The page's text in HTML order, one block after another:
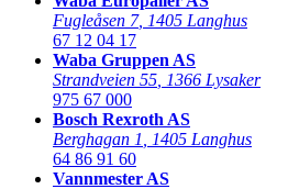
Fugleåsen 7, 1405 Langhus
67 12 04 17
Waba Gruppen AS
Strandveien 55 1366 Lysaker
975 67 000
Bosch Rexroth AS
Berghagan 1
1405 Langhus
64 86 91 60
Vannmester AS